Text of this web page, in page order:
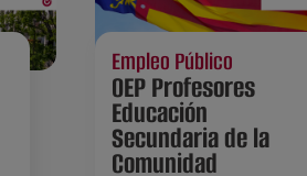
Empleo Público
OEP Profesores
Educación
Secundaria de la
Comunidad